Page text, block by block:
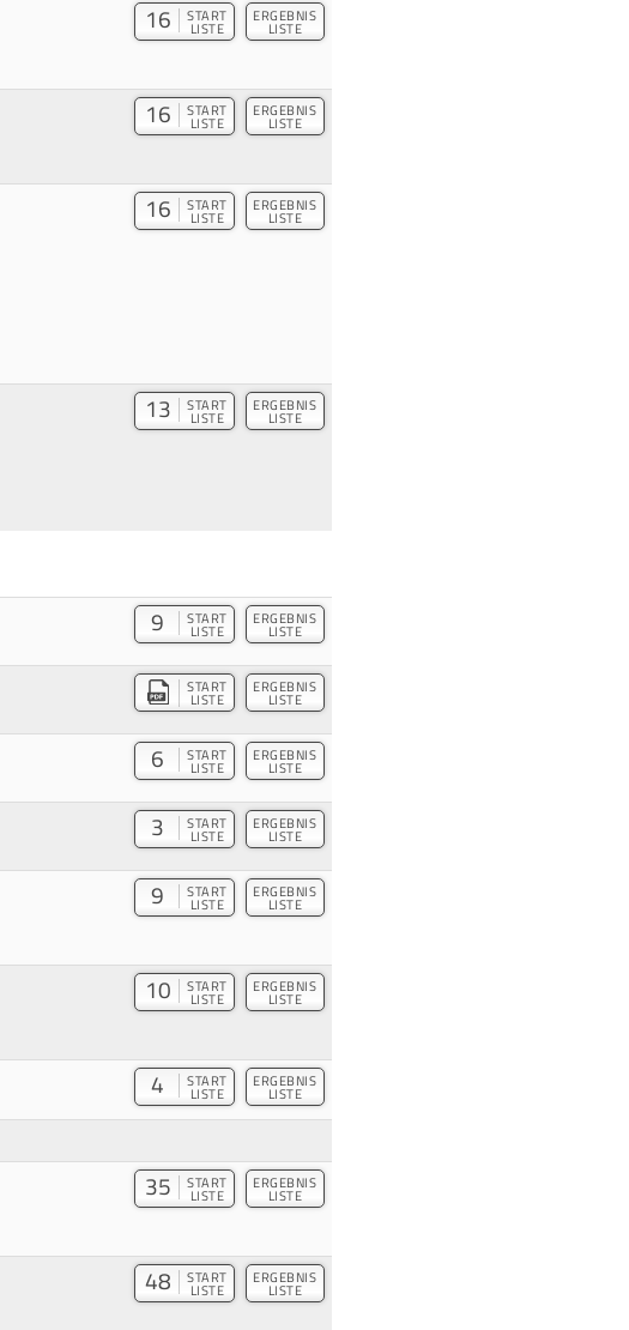
16 START
LISTE
ERGEBNIS
LISTE
16 START
LISTE
ERGEBNIS
LISTE
16 START
LISTE
ERGEBNIS
LISTE
13 START
LISTE
ERGEBNIS
LISTE
9 START
LISTE
ERGEBNIS
LISTE
START
LISTE
ERGEBNIS
LISTE
6 START
LISTE
ERGEBNIS
LISTE
3 START
LISTE
ERGEBNIS
LISTE
9 START
LISTE
ERGEBNIS
LISTE
10 START
LISTE
ERGEBNIS
LISTE
4 START
LISTE
ERGEBNIS
LISTE
35 START
LISTE
ERGEBNIS
LISTE
48 START
LISTE
ERGEBNIS
LISTE